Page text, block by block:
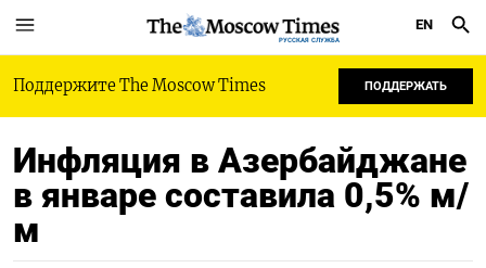
РУССКАЯ СЛУЖБА
EN
Поддержите The Moscow Times ПОДДЕРЖАТЬ
Инфляция в Азербайджане
в январе составила 0,5% м/
м